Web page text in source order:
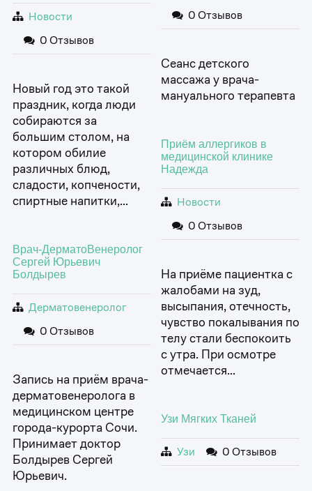
Новости
0 Отзывов
Новый год это такой
праздник, когда люди
собираются за
большим столом, на
котором обилие
различных блюд,
сладости, копчености,
спиртные напитки,…
0 Отзывов
Сеанс детского
массажа у врача-
мануального терапевта
Приём аллергиков в
медицинской клинике
Надежда
Новости
0 Отзывов
На приёме пациентка с
жалобами на зуд,
высыпания, отечность,
чувство покалывания по
телу стали беспокоить
с утра. При осмотре
отмечается…
Врач-ДерматоВенеролог
Сергей Юрьевич
Болдырев
Дерматовенеролог
0 Отзывов
Запись на приём врача-
дерматовенеролога в
медицинском центре
города-курорта Сочи.
Принимает доктор
Болдырев Сергей
Юрьевич.
Узи Мягких Тканей
Узи 0 Отзывов